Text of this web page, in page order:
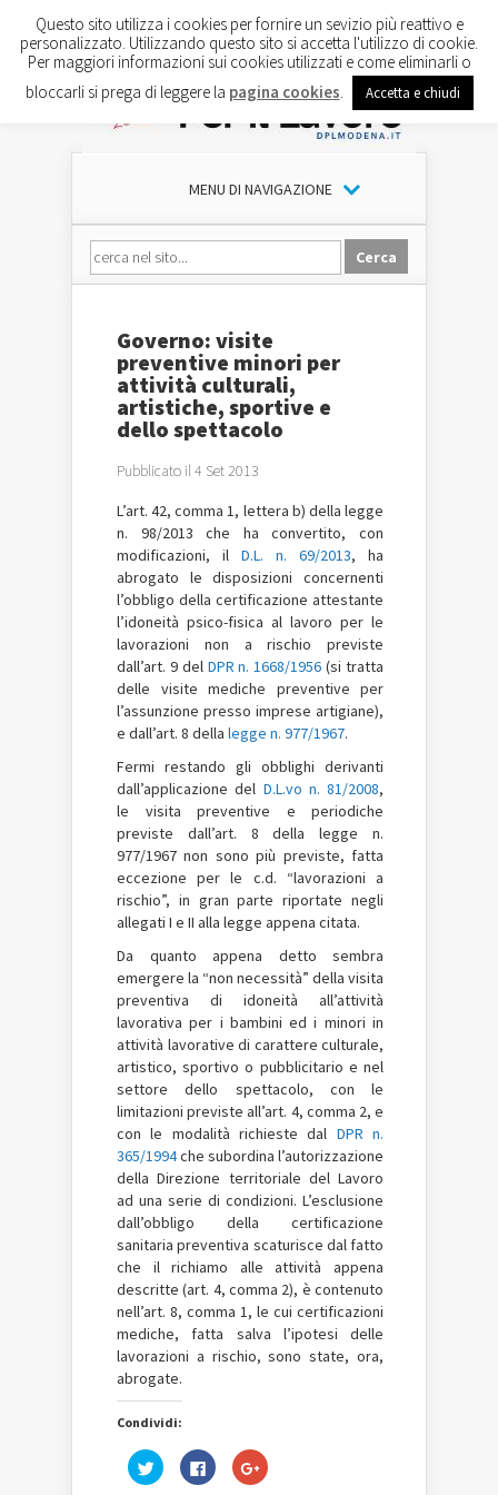
MENU DI NAVIGAZIONE
Governo: visite
preventive minori per
attività culturali,
artistiche, sportive e
dello spettacolo
Pubblicato il 4 Set 2013
L’art. 42, comma 1, lettera b) della legge
n. 98/2013 che ha convertito, con
modificazioni, il D.L. n. 69/2013, ha
abrogato le disposizioni concernenti
l’obbligo della certificazione attestante
l’idoneità psico-fisica al lavoro per le
lavorazioni non a rischio previste
dall’art. 9 del DPR n. 1668/1956 (si tratta
delle visite mediche preventive per
l’assunzione presso imprese artigiane),
e dall’art. 8 della legge n. 977/1967.
Fermi restando gli obblighi derivanti
dall’applicazione del D.L.vo n. 81/2008,
le visita preventive e periodiche
previste dall’art. 8 della legge n.
977/1967 non sono più previste, fatta
eccezione per le c.d. “lavorazioni a
rischio”, in gran parte riportate negli
allegati I e II alla legge appena citata.
Da quanto appena detto sembra
emergere la “non necessità” della visita
preventiva di idoneità all’attività
lavorativa per i bambini ed i minori in
attività lavorative di carattere culturale,
artistico, sportivo o pubblicitario e nel
settore dello spettacolo, con le
limitazioni previste all’art. 4, comma 2, e
con le modalità richieste dal DPR n.
365/1994che subordina l’autorizzazione
della Direzione territoriale del Lavoro
ad una serie di condizioni. L’esclusione
dall’obbligo della certificazione
sanitaria preventiva scaturisce dal fatto
che il richiamo alle attività appena
descritte (art. 4, comma 2), è contenuto
nell’art. 8, comma 1, le cui certificazioni
mediche, fatta salva l’ipotesi delle
lavorazioni a rischio, sono state, ora,
abrogate.
Condividi:
Fai
clic
Fai
clic
Fai
clic
Questo sito utilizza i cookies per fornire un sevizio più reattivo e
personalizzato. Utilizzando questo sito si accetta l'utilizzo di cookie.
Per maggiori informazioni sui cookies utilizzati e come eliminarli o
bloccarli si prega di leggere la pagina cookies Accetta e chiudi